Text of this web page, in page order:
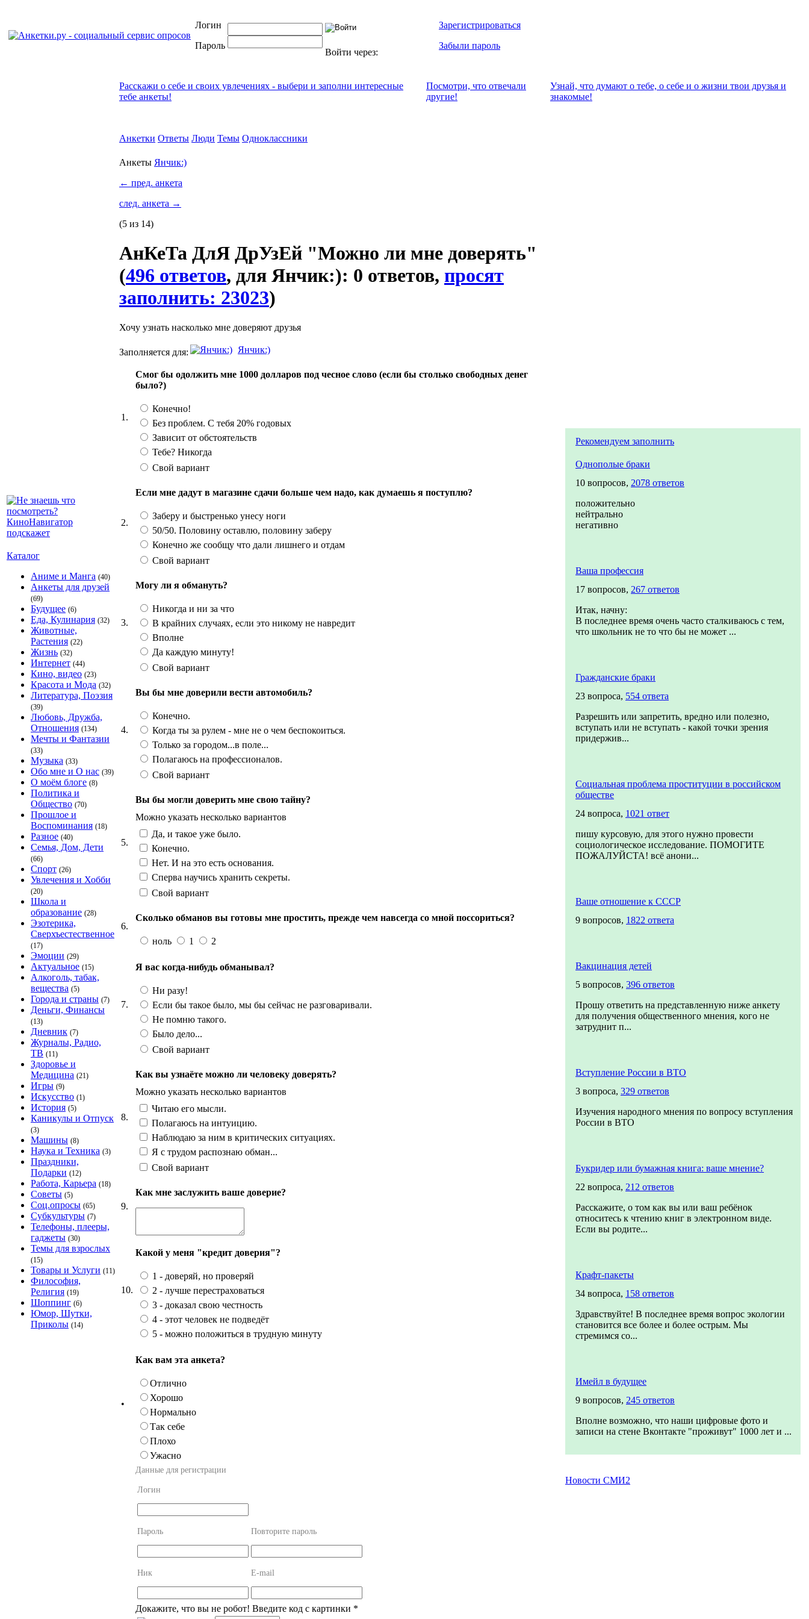
Логин
Пароль
Войти через:
Зарегистрироваться
Забыли пароль
Каталог
Аниме и Манга (40)
Анкеты для друзей
(69)
Будущее (6)
Еда, Кулинария (32)
Животные,
Растения (22)
Жизнь (32)
Интернет (44)
Кино, видео (23)
Красота и Мода (32)
Литература, Поэзия
(39)
Любовь, Дружба,
Отношения (134)
Мечты и Фантазии
(33)
Музыка (33)
Обо мне и О нас (39)
О моём блоге (8)
Политика и
Общество (70)
Прошлое и
Воспоминания (18)
Разное (40)
Семья, Дом, Дети
(66)
Спорт (26)
Увлечения и Хобби
(20)
Школа и
образование (28)
Эзотерика,
Сверхъестественное
(17)
Эмоции (29)
Актуальное (15)
Алкоголь, табак,
вещества (5)
Города и страны (7)
Деньги, Финансы
(13)
Дневник (7)
Журналы, Радио,
ТВ (11)
Здоровье и
Медицина (21)
Игры (9)
Искусство (1)
История (5)
Каникулы и Отпуск
(3)
Машины (8)
Наука и Техника (3)
Праздники,
Подарки (12)
Работа, Карьера (18)
Советы (5)
Соц.опросы (65)
Субкультуры (7)
Телефоны, плееры,
гаджеты (30)
Темы для взрослых
(15)
Товары и Услуги (11)
Философия,
Религия (19)
Шоппинг (6)
Юмор, Шутки,
Приколы (14)
Расскажи о себе и своих увлечениях - выбери и заполни интересные
тебе анкеты!
Посмотри, что отвeчали
другие!
Узнай, что думают о тебе, о себе и о жизни твои друзья и
знакомые!
Анкетки Ответы Люди Темы Одноклассники
Анкеты Янчик:)
← пред. анкета
след. анкета →
(5 из 14)
АнКеТа ДлЯ ДрУзЕй "Можно ли мне доверять"
(496 ответов, для Янчик:): 0 ответов, просят
заполнить: 23023)
Хочу узнать насколько мне доверяют друзья
Заполняется для: Янчик:)
1.
Смог бы одолжить мне 1000 долларов под чесное слово (если бы столько свободных денег
было?)
Конечно!
Без проблем. С тебя 20% годовых
Зависит от обстоятельств
Тебе? Никогда
Свой вариант
2.
Если мне дадут в магазине сдачи больше чем надо, как думаешь я поступлю?
Заберу и быстренько унесу ноги
50/50. Половину оставлю, половину заберу
Конечно же сообщу что дали лишнего и отдам
Свой вариант
3.
Могу ли я обмануть?
Никогда и ни за что
В крайних случаях, если это никому не навредит
Вполне
Да каждую минуту!
Свой вариант
4.
Вы бы мне доверили вести автомобиль?
Конечно.
Когда ты за рулем - мне не о чем беспокоиться.
Только за городом...в поле...
Полагаюсь на профессионалов.
Свой вариант
5.
Вы бы могли доверить мне свою тайну?
Можно указать несколько вариантов
Да, и такое уже было.
Конечно.
Нет. И на это есть основания.
Сперва научись хранить секреты.
Свой вариант
6.
Сколько обманов вы готовы мне простить, прежде чем навсегда со мной поссориться?
ноль 1 2
7.
Я вас когда-нибудь обманывал?
Ни разу!
Если бы такое было, мы бы сейчас не разговаривали.
Не помню такого.
Было дело...
Свой вариант
8.
Как вы узнаёте можно ли человеку доверять?
Можно указать несколько вариантов
Читаю его мысли.
Полагаюсь на интуицию.
Наблюдаю за ним в критических ситуациях.
Я с трудом распознаю обман...
Свой вариант
9.
Как мне заслужить ваше доверие?
10.
Какой у меня "кредит доверия"?
1 - доверяй, но проверяй
2 - лучше перестраховаться
3 - доказал свою честность
4 - этот человек не подведёт
5 - можно положиться в трудную минуту
•
Как вам эта анкета?
Отлично
Хорошо
Нормально
Так себе
Плохо
Ужасно
Данные для регистрации
Логин
Пароль Повторите пароль
Ник E-mail
Докажите, что вы не робот! Введите код с картинки *
Рекомендуем заполнить
Однополые браки
10 вопросов, 2078 ответов
положительно
нейтрально
негативно
Ваша профессия
17 вопросов, 267 ответов
Итак, начну:
В последнее время очень часто сталкиваюсь с тем,
что школьник не то что бы не может ...
Гражданские браки
23 вопроса, 554 ответа
Разрешить или запретить, вредно или полезно,
вступать или не вступать - какой точки зрения
придержив...
Социальная проблема проституции в российском
обществе
24 вопроса, 1021 ответ
пишу курсовую, для этого нужно провести
социологическое исследование. ПОМОГИТЕ
ПОЖАЛУЙСТА! всё анони...
Ваше отношение к СССР
9 вопросов, 1822 ответа
Вакцинация детей
5 вопросов, 396 ответов
Прошу ответить на представленную ниже анкету
для получения общественного мнения, кого не
затруднит п...
Вступление России в ВТО
3 вопроса, 329 ответов
Изучения народного мнения по вопросу вступления
России в ВТО
Букридер или бумажная книга: ваше мнение?
22 вопроса, 212 ответов
Расскажите, о том как вы или ваш ребёнок
относитесь к чтению книг в электронном виде.
Если вы родите...
Крафт-пакеты
34 вопроса, 158 ответов
Здравствуйте! В последнее время вопрос экологии
становится все более и более острым. Мы
стремимся со...
Имейл в будущее
9 вопросов, 245 ответов
Вполне возможно, что наши цифровые фото и
записи на стене Вконтакте "проживут" 1000 лет и ...
Новости СМИ2